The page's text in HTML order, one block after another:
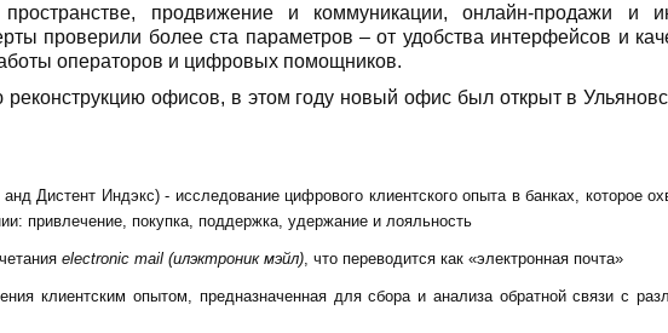
продвижение и коммуникации, онлайн-продажи и
проверили более ста параметров – от удобства интерфейсов и
операторов и цифровых помощников.
офисов, в этом году новый офис был открыт в
Дистент Индэкс) - исследование цифрового клиентского опыта в банках, которое
привлечение, покупка, поддержка, удержание и лояльность
electronic mail (илэктроник мэйл) , что переводится как «электронная почта»
клиентским опытом, предназначенная для сбора и анализа обратной связи с